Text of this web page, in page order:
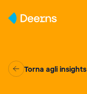
Torna agli insights